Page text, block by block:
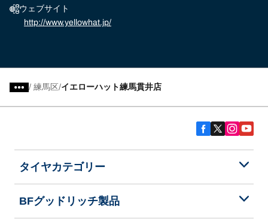
ウェブサイト
http://www.yellowhat.jp/
/ 練馬区 イエローハット練馬貫井店
タイヤカテゴリー
BFグッドリッチ製品